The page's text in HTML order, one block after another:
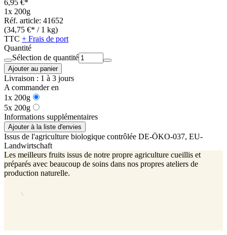
6,95 €*
1x 200g
Réf. article: 41652
(34,75 €* / 1 kg)
TTC + Frais de port
Quantité
Sélection de quantité
Ajouter au panier
Livraison : 1 à 3 jours
A commander en
1x 200g
5x 200g
Informations supplémentaires
Ajouter à la liste d'envies
Issus de l'agriculture biologique contrôlée DE-ÖKO-037, EU-
Landwirtschaft
Les meilleurs fruits issus de notre propre agriculture cueillis et
préparés avec beaucoup de soins dans nos propres ateliers de
production naturelle.